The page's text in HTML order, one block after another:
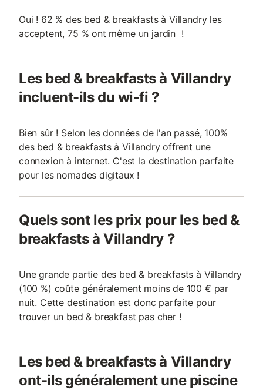
Oui ! 62 % des bed & breakfasts à Villandry les
acceptent, 75 % ont même un jardin !
Les bed & breakfasts à Villandry
incluent-ils du wi-fi ?
Bien sûr ! Selon les données de l'an passé, 100%
des bed & breakfasts à Villandry offrent une
connexion à internet. C'est la destination parfaite
pour les nomades digitaux !
Quels sont les prix pour les bed &
breakfasts à Villandry ?
Une grande partie des bed & breakfasts à Villandry
(100 %) coûte généralement moins de 100 € par
nuit. Cette destination est donc parfaite pour
trouver un bed & breakfast pas cher !
Les bed & breakfasts à Villandry
ont-ils généralement une piscine